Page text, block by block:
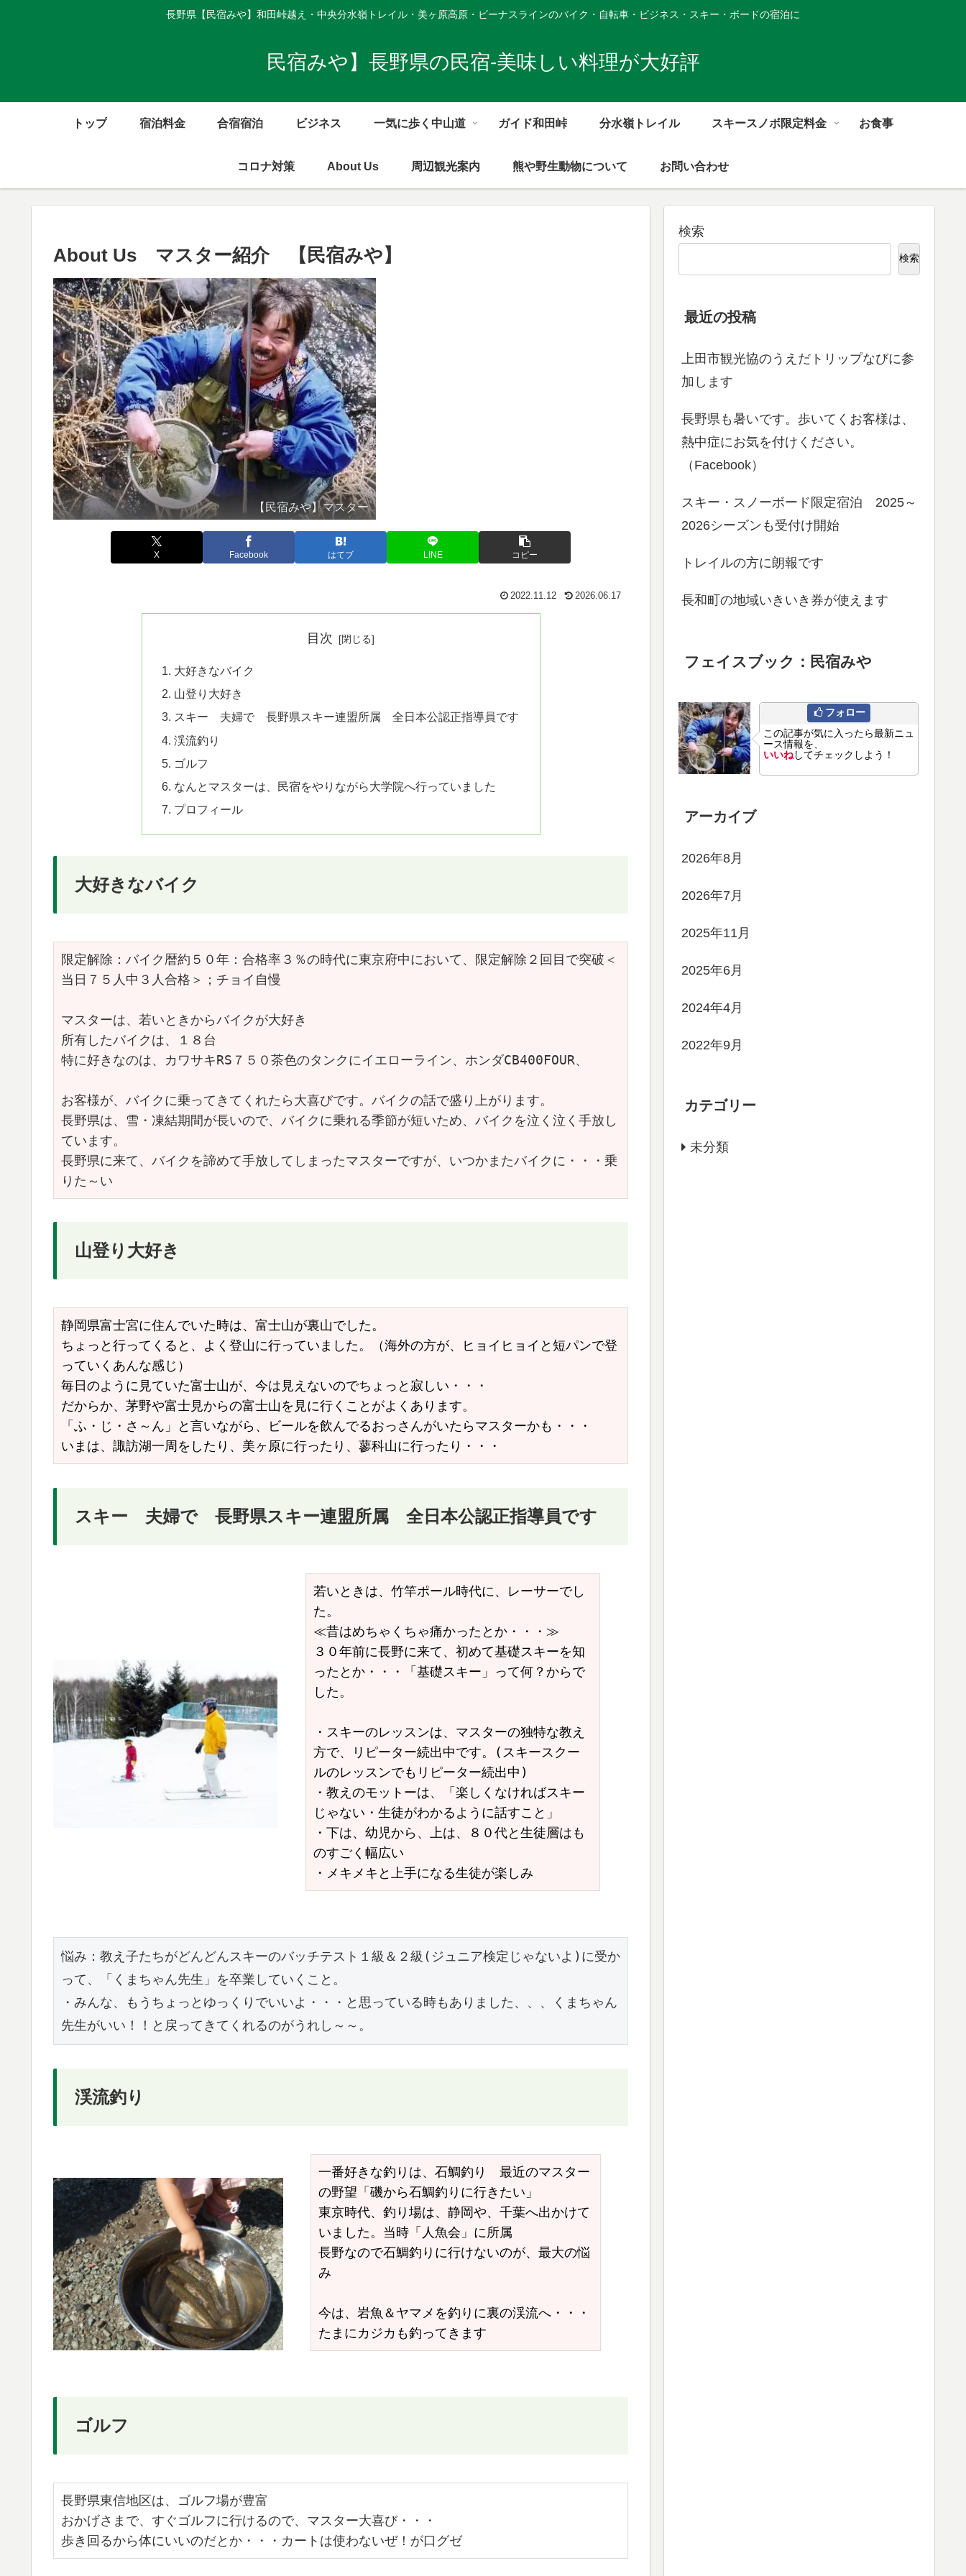
長野県【民宿みや】和田峠越え・中央分水嶺トレイル・美ヶ原高原・ビーナスラインのバイク・自転車・ビジネス・スキー・ボードの宿泊に
民宿みや】長野県の民宿-美味しい料理が大好評
トップ 宿泊料金 合宿宿泊 ビジネス 一気に歩く中山道 ガイド和田峠 分水嶺トレイル スキースノボ限定料金 お食事
コロナ対策 About Us 周辺観光案内 熊や野生動物について お問い合わせ
About Us マスター紹介 【民宿みや】
【民宿みや】マスター
X Facebook はてブ LINE コピー
2022.11.12 2026.06.17
目次
大好きなバイク
山登り大好き
スキー 夫婦で 長野県スキー連盟所属 全日本公認正指導員です
渓流釣り
ゴルフ
なんとマスターは、民宿をやりながら大学院へ行っていました
プロフィール
大好きなバイク
限定解除：バイク暦約５０年：合格率３％の時代に東京府中において、限定解除２回目で突破＜
当日７５人中３人合格＞；チョイ自慢
マスターは、若いときからバイクが大好き
所有したバイクは、１８台
特に好きなのは、カワサキRS７５０茶色のタンクにイエローライン、ホンダCB400FOUR、
お客様が、バイクに乗ってきてくれたら大喜びです。バイクの話で盛り上がります。
長野県は、雪・凍結期間が長いので、バイクに乗れる季節が短いため、バイクを泣く泣く手放し
ています。
長野県に来て、バイクを諦めて手放してしまったマスターですが、いつかまたバイクに・・・乗
りた～い
山登り大好き
静岡県富士宮に住んでいた時は、富士山が裏山でした。
ちょっと行ってくると、よく登山に行っていました。（海外の方が、ヒョイヒョイと短パンで登
っていくあんな感じ）
毎日のように見ていた富士山が、今は見えないのでちょっと寂しい・・・
だからか、茅野や富士見からの富士山を見に行くことがよくあります。
「ふ・じ・さ～ん」と言いながら、ビールを飲んでるおっさんがいたらマスターかも・・・
いまは、諏訪湖一周をしたり、美ヶ原に行ったり、蓼科山に行ったり・・・
スキー 夫婦で 長野県スキー連盟所属 全日本公認正指導員です
若いときは、竹竿ポール時代に、レーサーでし
た。
≪昔はめちゃくちゃ痛かったとか・・・≫
３０年前に長野に来て、初めて基礎スキーを知
ったとか・・・「基礎スキー」って何？からで
した。
・スキーのレッスンは、マスターの独特な教え
方で、リピーター続出中です。(スキースクー
ルのレッスンでもリピーター続出中)
・教えのモットーは、「楽しくなければスキー
じゃない・生徒がわかるように話すこと」
・下は、幼児から、上は、８０代と生徒層はも
のすごく幅広い
・メキメキと上手になる生徒が楽しみ
悩み：教え子たちがどんどんスキーのバッチテスト１級＆２級(ジュニア検定じゃないよ)に受か
って、「くまちゃん先生」を卒業していくこと。
・みんな、もうちょっとゆっくりでいいよ・・・と思っている時もありました、、、くまちゃん
先生がいい！！と戻ってきてくれるのがうれし～～。
渓流釣り
一番好きな釣りは、石鯛釣り　最近のマスター
の野望「磯から石鯛釣りに行きたい」
東京時代、釣り場は、静岡や、千葉へ出かけて
いました。当時「人魚会」に所属
長野なので石鯛釣りに行けないのが、最大の悩
み
今は、岩魚＆ヤマメを釣りに裏の渓流へ・・・
たまにカジカも釣ってきます
ゴルフ
長野県東信地区は、ゴルフ場が豊富
おかげさまで、すぐゴルフに行けるので、マスター大喜び・・・
歩き回るから体にいいのだとか・・・カートは使わないぜ！が口グゼ
検索
検索
最近の投稿
上田市観光協のうえだトリップなびに参
加します
長野県も暑いです。歩いてくお客様は、
熱中症にお気を付けください。
（Facebook）
スキー・スノーボード限定宿泊 2025～
2026シーズンも受付け開始
トレイルの方に朗報です
長和町の地域いきいき券が使えます
フェイスブック：民宿みや
フォロー
この記事が気に入ったら最新ニュ
ース情報を、
いいねしてチェックしよう！
アーカイブ
2026年8月
2026年7月
2025年11月
2025年6月
2024年4月
2022年9月
カテゴリー
未分類